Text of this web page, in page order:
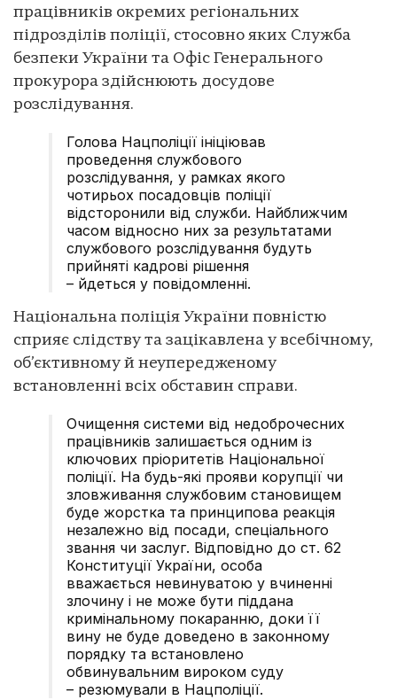
працівників окремих регіональних
підрозділів поліції, стосовно яких Служба
безпеки України та Офіс Генерального
прокурора здійснюють досудове
розслідування.
Голова Нацполіції ініціював
проведення службового
розслідування, у рамках якого
чотирьох посадовців поліції
відсторонили від служби. Найближчим
часом відносно них за результатами
службового розслідування будуть
прийняті кадрові рішення
– йдеться у повідомленні.
Національна поліція України повністю
сприяє слідству та зацікавлена у всебічному,
об’єктивному й неупередженому
встановленні всіх обставин справи.
Очищення системи від недоброчесних
працівників залишається одним із
ключових пріоритетів Національної
поліції. На будь-які прояви корупції чи
зловживання службовим становищем
буде жорстка та принципова реакція
незалежно від посади, спеціального
звання чи заслуг. Відповідно до ст. 62
Конституції України, особа
вважається невинуватою у вчиненні
злочину і не може бути піддана
кримінальному покаранню, доки її
вину не буде доведено в законному
порядку та встановлено
обвинувальним вироком суду
– резюмували в Нацполіції.